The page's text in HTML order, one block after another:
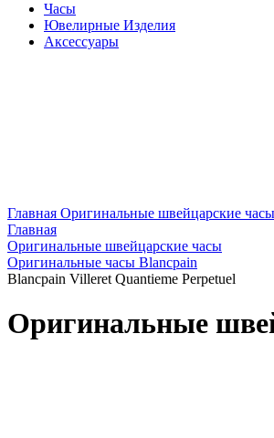
Часы
Ювелирные Изделия
Аксессуары
Главная Оригинальные швейцарские часы
Главная
Оригинальные швейцарские часы
Оригинальные часы Blancpain
Blancpain Villeret Quantieme Perpetuel
Оригинальные